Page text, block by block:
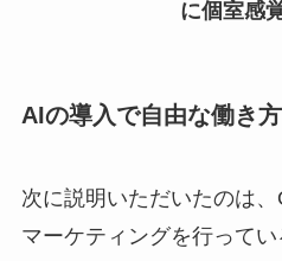
に個室感
AIの導入で自由な働き
次に説明いただいたのは
マーケティングを行って